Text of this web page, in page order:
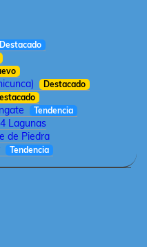
Destacado
Destacado
Tendencia
Lagunas
de Piedra
Tendencia